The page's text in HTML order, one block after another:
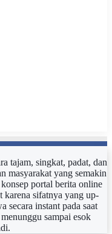
tajam, singkat, padat, dan
masyarakat yang semakin
portal berita online
karena sifatnya yang up-
secara instant pada saat
sampai esok